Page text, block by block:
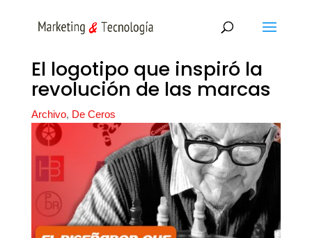
El logotipo que inspiró la
revolución de las marcas
Archivo, De Ceros